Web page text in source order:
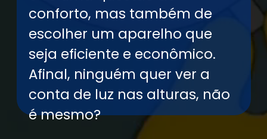
conforto, mas também de
escolher um aparelho que
seja eficiente e econômico.
Afinal, ninguém quer ver a
conta de luz nas alturas, não
é mesmo?